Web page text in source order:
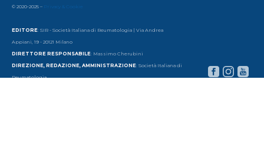
© 2020-2025 – Privacy & Cookie
EDITORE: SIR - Società Italiana di Reumatologia | Via Andrea
Appiani, 19 - 20121 Milano
DIRETTORE RESPONSABILE: Massimo Cherubini
DIREZIONE, REDAZIONE, AMMINISTRAZIONE: Società Italiana di
Reumatologia